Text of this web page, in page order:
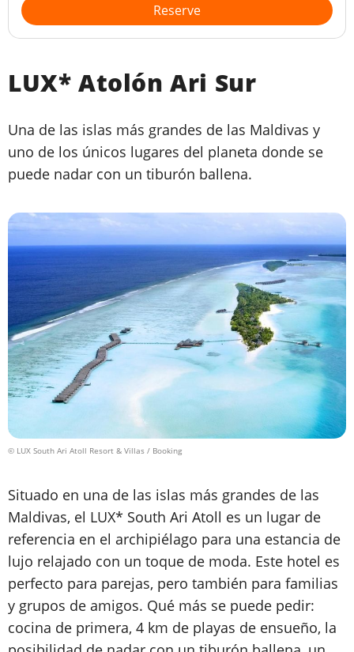
Reserve
LUX* Atolón Ari Sur
Una de las islas más grandes de las Maldivas y
uno de los únicos lugares del planeta donde se
puede nadar con un tiburón ballena.
© LUX South Ari Atoll Resort & Villas / Booking
Situado en una de las islas más grandes de las
Maldivas, el LUX* South Ari Atoll es un lugar de
referencia en el archipiélago para una estancia de
lujo relajado con un toque de moda. Este hotel es
perfecto para parejas, pero también para familias
y grupos de amigos. Qué más se puede pedir:
cocina de primera, 4 km de playas de ensueño, la